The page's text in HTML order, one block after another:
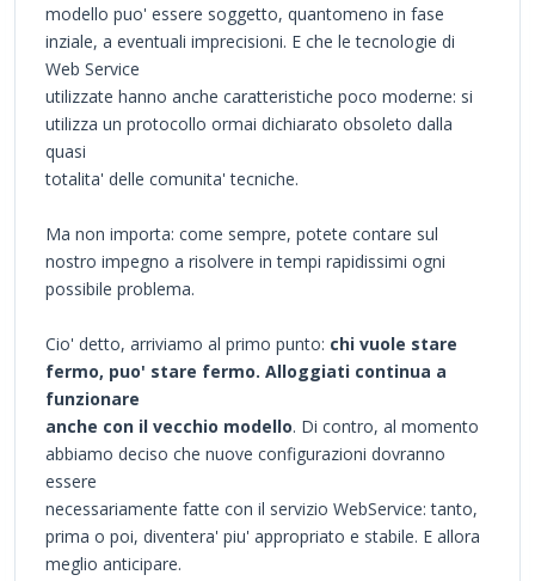
modello puo' essere soggetto, quantomeno in fase
inziale, a eventuali imprecisioni. E che le tecnologie di
Web Service
utilizzate hanno anche caratteristiche poco moderne: si
utilizza un protocollo ormai dichiarato obsoleto dalla
quasi
totalita' delle comunita' tecniche.
Ma non importa: come sempre, potete contare sul
nostro impegno a risolvere in tempi rapidissimi ogni
possibile problema.
Cio' detto, arriviamo al primo punto: chi vuole stare
fermo, puo' stare fermo. Alloggiati continua a
funzionare
anche con il vecchio modello. Di contro, al momento
abbiamo deciso che nuove configurazioni dovranno
essere
necessariamente fatte con il servizio WebService: tanto,
prima o poi, diventera' piu' appropriato e stabile. E allora
meglio anticipare.